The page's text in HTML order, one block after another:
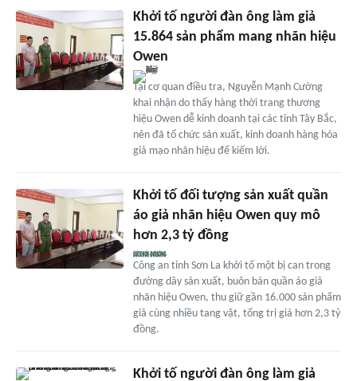
Khởi tố người đàn ông làm giả
15.864 sản phẩm mang nhãn hiệu
Owen
Tại cơ quan điều tra, Nguyễn Mạnh Cường
khai nhận do thấy hàng thời trang thương
hiệu Owen dễ kinh doanh tại các tỉnh Tây Bắc,
nên đã tổ chức sản xuất, kinh doanh hàng hóa
giả mạo nhãn hiệu để kiếm lời.
Khởi tố đối tượng sản xuất quần
áo giả nhãn hiệu Owen quy mô
hơn 2,3 tỷ đồng
Công an tỉnh Sơn La khởi tố một bị can trong
đường dây sản xuất, buôn bán quần áo giả
nhãn hiệu Owen, thu giữ gần 16.000 sản phẩm
giả cùng nhiều tang vật, tổng trị giá hơn 2,3 tỷ
đồng.
Khởi tố người đàn ông làm giả